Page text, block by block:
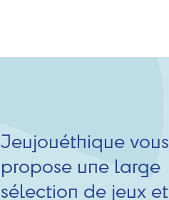
Jeujouéthique vous
propose une large
sélection de jeux et